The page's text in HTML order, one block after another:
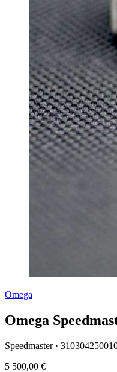
Omega
Omega
Speedmaster ·
5 500,00 €